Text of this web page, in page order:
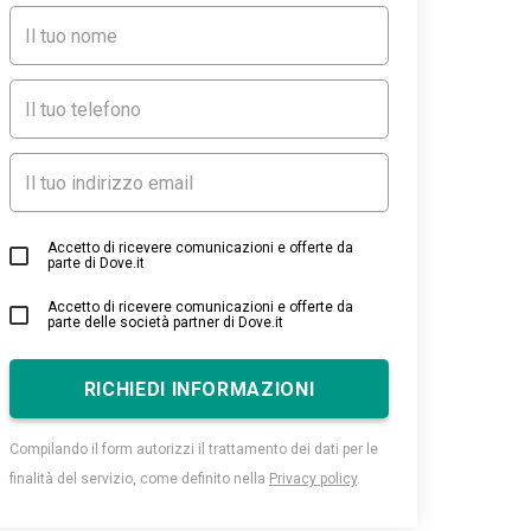
Accetto di ricevere comunicazioni e offerte da
parte di Dove.it
Accetto di ricevere comunicazioni e offerte da
parte delle società partner di Dove.it
RICHIEDI INFORMAZIONI
Compilando il form autorizzi il trattamento dei dati per le
finalità del servizio, come definito nella Privacy policy.